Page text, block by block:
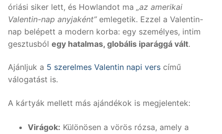
óriási siker lett, és Howlandot ma „az amerikai
Valentin-nap anyjaként”emlegetik. Ezzel a Valentin-
nap belépett a modern korba: egy személyes, intim
gesztusból egy hatalmas, globális iparággá vált.
Ajánljuk a 5 szerelmes Valentin napi vers című
válogatást is.
A kártyák mellett más ajándékok is megjelentek:
Virágok: Különösen a vörös rózsa, amely a